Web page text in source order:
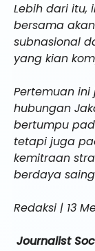
Lebih dari itu,
bersama
subnasional
yang kian
Pertemuan
hubungan
bertumpu
tetapi juga
kemitraan
berdaya
Redaksi | 13
Journalist